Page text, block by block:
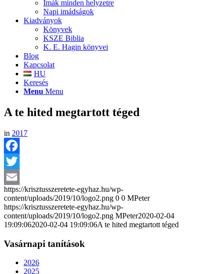
Imák minden helyzetre
Napi imádságok
Kiadványok
Könyvek
KSZE Biblia
K. E. Hagin könyvei
Blog
Kapcsolat
HU
Keresés
Menu Menu
A te hited megtartott téged
in 2017
Facebook
Twitter
Email
https://krisztusszeretete-egyhaz.hu/wp-
content/uploads/2019/10/logo2.png 0 0 MPeter
https://krisztusszeretete-egyhaz.hu/wp-
content/uploads/2019/10/logo2.png MPeter2020-02-04
19:09:062020-02-04 19:09:06A te hited megtartott téged
Vasárnapi tanítások
2026
2025